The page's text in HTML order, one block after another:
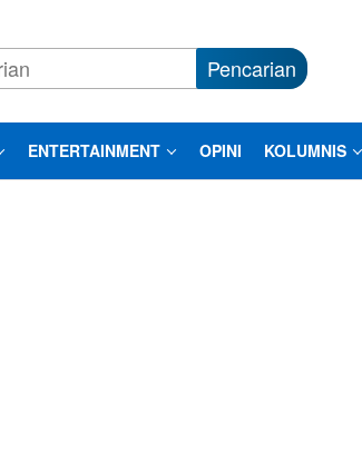
Pencarian
ENTERTAINMENT OPINI KOLUMNIS